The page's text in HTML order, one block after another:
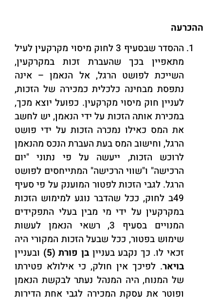
ההכרעה
ההסדר שבסעיף 3 לחוק מיסוי מקרקעין לעיל
מתאפיין בכך שהעברת זכות במקרקעין,
השייכת לפושט הרגל, אל הנאמן – אינה
נתפסת מבחינה כלכלית כמכירה של הזכות,
לעניין חוק מיסוי מקרקעין. כפועל יוצא מכך,
במכירת אותה הזכות על ידי הנאמן, יש לחשב
את המס כאילו נמכרה הזכות על ידי פושט
הרגל, וחישוב המס בעת העברת הנכס מהנאמן
לרוכש הזכות, ייעשה על פי נתוני "יום
הרכישה" ו"שווי הרכישה" המתייחסים לפושט
הרגל. לגבי הזכות לפטור המוענק על פי סעיף
49ב לחוק, ככל שהדבר נוגע למימוש הזכות
במקרקעין על ידי מי מבין בעלי התפקידים
המנויים בסעיף 3, רשאי הנאמן לעשות
שימוש בפטור, ככל שבעל הזכות המקורי היה
זכאי לו. כך נקבע בענייןבן פורת (5)
ובעניין
בויאר. לפיכך אין חולק, כי אילולא פטירתו
של המנוח, היה המנהל נעתר לבקשת הנאמן
ופוטר את עסקת המכירה לגבי אחת הדירות